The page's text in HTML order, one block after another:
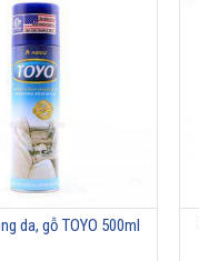
da, gỗ TOYO 500ml